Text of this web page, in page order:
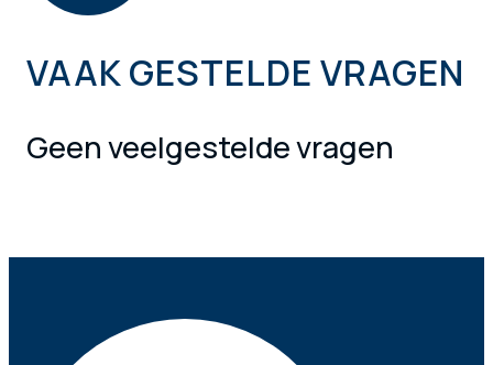
VAAK GESTELDE VRAGEN
Geen veelgestelde vragen